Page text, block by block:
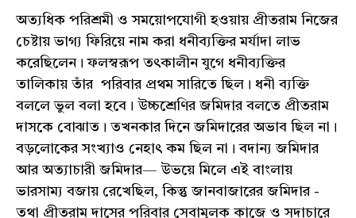
অত্যধিক পরিশ্রমী ও সময়োপযোগী হওয়ায় প্রীতরাম নিজের
চেষ্টায় ভাগ্য ফিরিয়ে নাম করা ধনীব্যক্তির মর্যাদা লাভ
করেছিলেন। ফলস্বরূপ তৎকালীন যুগে ধনীব্যক্তির
তালিকায় তাঁর পরিবার প্রথম সারিতে ছিল। ধনী ব্যক্তি
বললে ভুল বলা হবে। উচ্চশ্রেণির জমিদার বলতে প্রীতরাম
দাসকে বোঝাত। তখনকার দিনে জমিদারের অভাব ছিল না।
বড়লোকের সংখ্যাও নেহাৎ কম ছিল না। বদান্য জমিদার
আর অত্যাচারী জমিদার— উভয়ে মিলে এই বাংলায়
ভারসাম্য বজায় রেখেছিল, কিন্তু জানবাজারের জমিদার -
তথা প্রীতরাম দাসের পরিবার সেবামূলক কাজে ও সদাচারে